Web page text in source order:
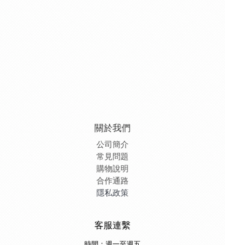
關於我們
公司簡介
常見問題
購物說明
合作通路
隱私政策
客服連繫